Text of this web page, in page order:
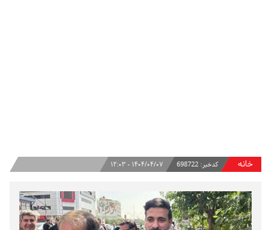
خانه کدخبر: 698722 ۱۴۰۴/۰۴/۰۷ - ۱۲:۰۳